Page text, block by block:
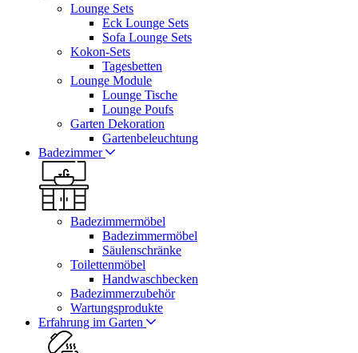
Lounge Sets
Eck Lounge Sets
Sofa Lounge Sets
Kokon-Sets
Tagesbetten
Lounge Module
Lounge Tische
Lounge Poufs
Garten Dekoration
Gartenbeleuchtung
Badezimmer
Badezimmermöbel
Badezimmermöbel
Säulenschränke
Toilettenmöbel
Handwaschbecken
Badezimmerzubehör
Wartungsprodukte
Erfahrung im Garten